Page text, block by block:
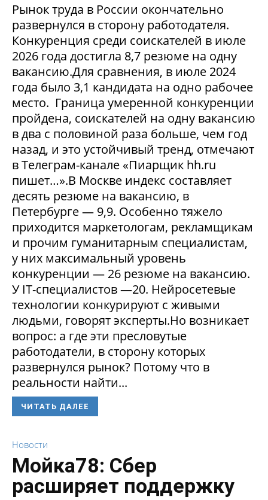
Рынок труда в России окончательно
развернулся в сторону работодателя.
Конкуренция среди соискателей в июле
2026 года достигла 8,7 резюме на одну
вакансию.Для сравнения, в июле 2024
года было 3,1 кандидата на одно рабочее
место. Граница умеренной конкуренции
пройдена, соискателей на одну вакансию
в два с половиной раза больше, чем год
назад, и это устойчивый тренд, отмечают
в Телеграм-канале «Пиарщик hh.ru
пишет…».В Москве индекс составляет
десять резюме на вакансию, в
Петербурге — 9,9. Особенно тяжело
приходится маркетологам, рекламщикам
и прочим гуманитарным специалистам,
у них максимальный уровень
конкуренции — 26 резюме на вакансию.
У IT-специалистов —20. Нейросетевые
технологии конкурируют с живыми
людьми, говорят эксперты.Но возникает
вопрос: а где эти пресловутые
работодатели, в сторону которых
развернулся рынок? Потому что в
реальности найти...
ЧИТАТЬ ДАЛЕЕ
Новости
Мойка78: Сбер
расширяет поддержку